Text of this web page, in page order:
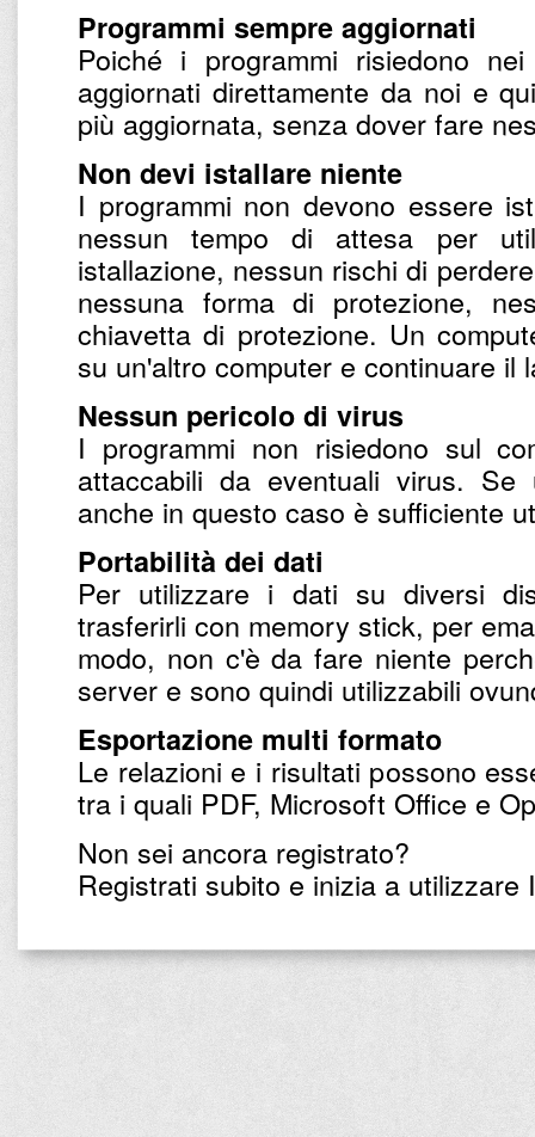
Programmi sempre aggiornati
Poiché i programmi risiedono
aggiornati direttamente da noi e
più aggiornata, senza dover fare
Non devi istallare niente
I programmi non devono essere
nessun tempo di attesa per
istallazione, nessun rischi di
nessuna forma di protezione,
chiavetta di protezione. Un
su un'altro computer e continuare il
Nessun pericolo di virus
I programmi non risiedono sul
attaccabili da eventuali virus.
anche in questo caso è sufficiente
Portabilità dei dati
Per utilizzare i dati su diversi
trasferirli con memory stick, per
modo, non c'è da fare niente
server e sono quindi utilizzabili
Esportazione multi formato
Le relazioni e i risultati possono
tra i quali PDF, Microsoft Office e
Non sei ancora registrato?
Registrati subito e inizia a utilizzare